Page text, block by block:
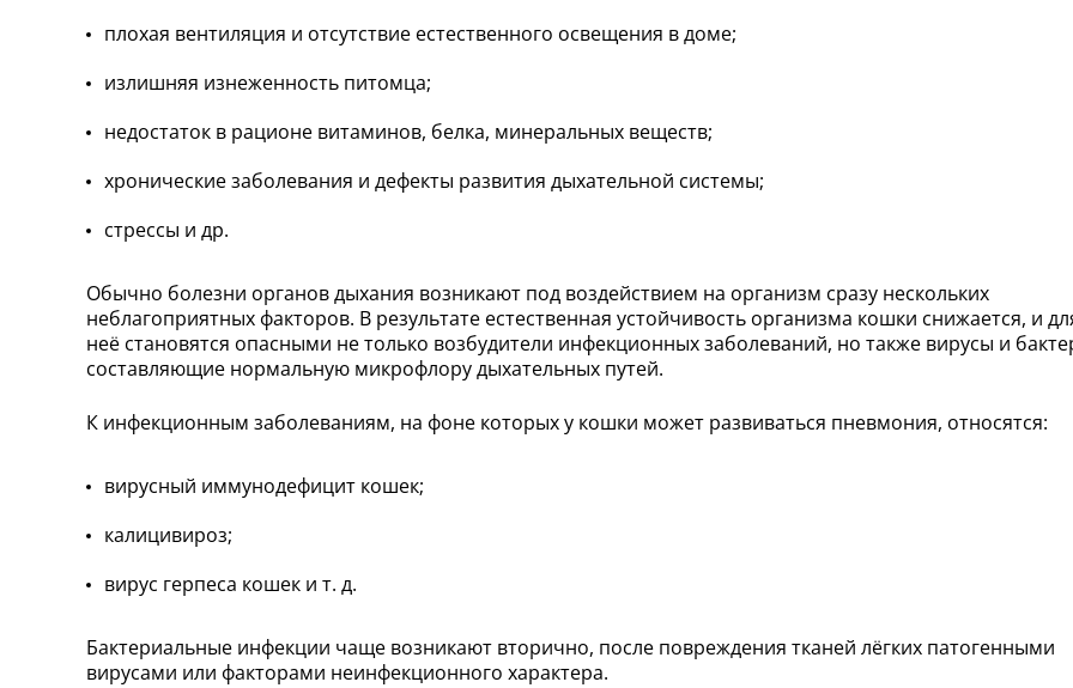
плохая вентиляция и отсутствие естественного освещения в доме;
излишняя изнеженность питомца;
недостаток в рационе витаминов, белка, минеральных веществ;
хронические заболевания и дефекты развития дыхательной системы;
стрессы и др.
Обычно болезни органов дыхания возникают под воздействием на организм сразу нескольких
неблагоприятных факторов. В результате естественная устойчивость организма кошки снижается, и
неё становятся опасными не только возбудители инфекционных заболеваний, но также вирусы и
составляющие нормальную микрофлору дыхательных путей.
К инфекционным заболеваниям, на фоне которых у кошки может развиваться пневмония, относятся:
вирусный иммунодефицит кошек;
калицивироз;
вирус герпеса кошек и т. д.
Бактериальные инфекции чаще возникают вторично, после повреждения тканей лёгких патогенными
вирусами или факторами неинфекционного характера.